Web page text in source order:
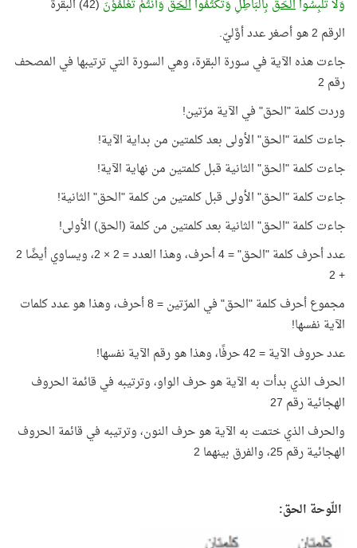
وَلَا تَلْبِسُواالْحَقَّ بِالْبَاطِلِ وَتَكْتُمُواالْحَقَّ وَأَنْتُمْ تَعْلَمُوْنَ (42) البقرة
الرقم 2 هو أصغر عدد أوَّليّ.
جاءت هذه الآية في سورة البقرة، وهي السورة التي ترتيبها في المصحف
رقم 2
وردت كلمة "الحق" في الآية مرّتين!
جاءت كلمة "الحق" الأولى بعد كلمتين من بداية الآية!
جاءت كلمة "الحق" الثانية قبل كلمتين من نهاية الآية!
جاءت كلمة "الحق" الأولى قبل كلمتين من كلمة "الحق" الثانية!
جاءت كلمة "الحق" الثانية بعد كلمتين من كلمة (الحق) الأولى!
عدد أحرف كلمة "الحق" = 4 أحرف، وهذا العدد = 2 × 2، ويساوي أيضًا 2
+ 2
مجموع أحرف كلمة "الحق" في المرّتين = 8 أحرف، وهذا هو عدد كلمات
الآية نفسها!
عدد حروف الآية = 42 حرفًا، وهذا هو رقم الآية نفسها!
الحرف الذي بدأت به الآية هو حرف الواو، وترتيبه في قائمة الحروف
الهجائية رقم 27
والحرف الذي ختمت به الآية هو حرف النون، وترتيبه في قائمة الحروف
الهجائية رقم 25، والفرق بينهما 2
اللّوحة الحق: